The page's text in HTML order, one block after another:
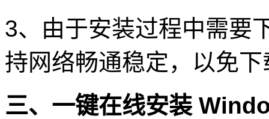
3、由于安装过程中需要
持网络畅通稳定，以免
三、一键在线安装